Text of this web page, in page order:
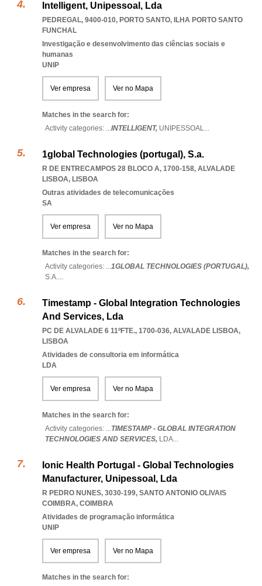
Intelligent, Unipessoal, Lda
PEDREGAL, 9400-010, PORTO SANTO, ILHA PORTO SANTO
FUNCHAL
Investigação e desenvolvimento das ciências sociais e
humanas
UNIP
Ver empresa Ver no Mapa
Matches in the search for:
Activity categories: ...INTELLIGENT, UNIPESSOAL...
1global Technologies (portugal), S.a.
R DE ENTRECAMPOS 28 BLOCO A, 1700-158, ALVALADE
LISBOA, LISBOA
Outras atividades de telecomunicações
SA
Ver empresa Ver no Mapa
Matches in the search for:
Activity categories: ...1GLOBAL TECHNOLOGIES (PORTUGAL),
S.A....
Timestamp - Global Integration Technologies
And Services, Lda
PC DE ALVALADE 6 11ºFTE., 1700-036, ALVALADE LISBOA,
LISBOA
Atividades de consultoria em informática
LDA
Ver empresa Ver no Mapa
Matches in the search for:
Activity categories: ...TIMESTAMP - GLOBAL INTEGRATION
TECHNOLOGIES AND SERVICES, LDA...
Ionic Health Portugal - Global Technologies
Manufacturer, Unipessoal, Lda
R PEDRO NUNES, 3030-199, SANTO ANTONIO OLIVAIS
COIMBRA, COIMBRA
Atividades de programação informática
UNIP
Ver empresa Ver no Mapa
Matches in the search for: